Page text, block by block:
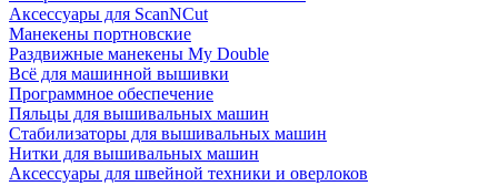
Аксессуары для ScanNCut
Манекены портновские
Раздвижные манекены My Double
Всё для машинной вышивки
Программное обеспечение
Пяльцы для вышивальных машин
Стабилизаторы для вышивальных машин
Нитки для вышивальных машин
Аксессуары для швейной техники и оверлоков